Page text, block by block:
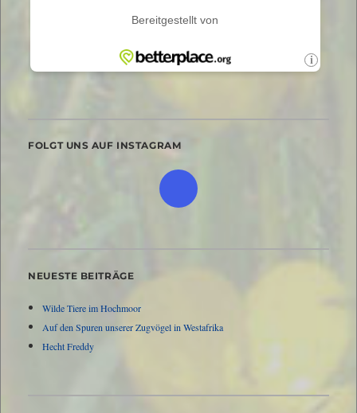
FOLGT UNS AUF INSTAGRAM
NEUESTE BEITRÄGE
Wilde Tiere im Hochmoor
Auf den Spuren unserer Zugvögel in Westafrika
Hecht Freddy